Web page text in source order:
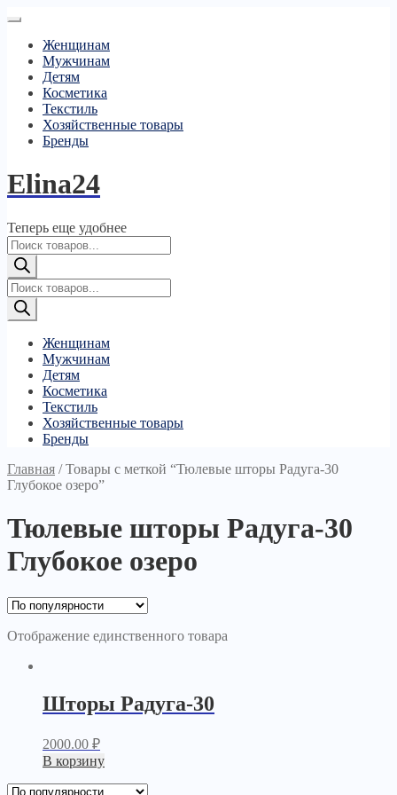
Женщинам
Мужчинам
Детям
Косметика
Текстиль
Хозяйственные товары
Бренды
Elina24
Теперь еще удобнее
Поиск
товаров
Поиск
товаров
Женщинам
Мужчинам
Детям
Косметика
Текстиль
Хозяйственные товары
Бренды
Главная /Товары с меткой “Тюлевые шторы Радуга-30
Глубокое озеро”
Тюлевые шторы Радуга-30
Глубокое озеро
Отображение единственного товара
Шторы Радуга-30
2000.00 ₽
В корзину